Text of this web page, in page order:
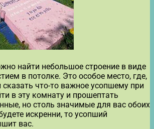
найти небольшое строение в виде
в потолке. Это особое место, где,
сказать что-то важное усопшему при
в эту комнату и прошептать
но столь значимые для вас обоих
искренни, то усопший
вас.